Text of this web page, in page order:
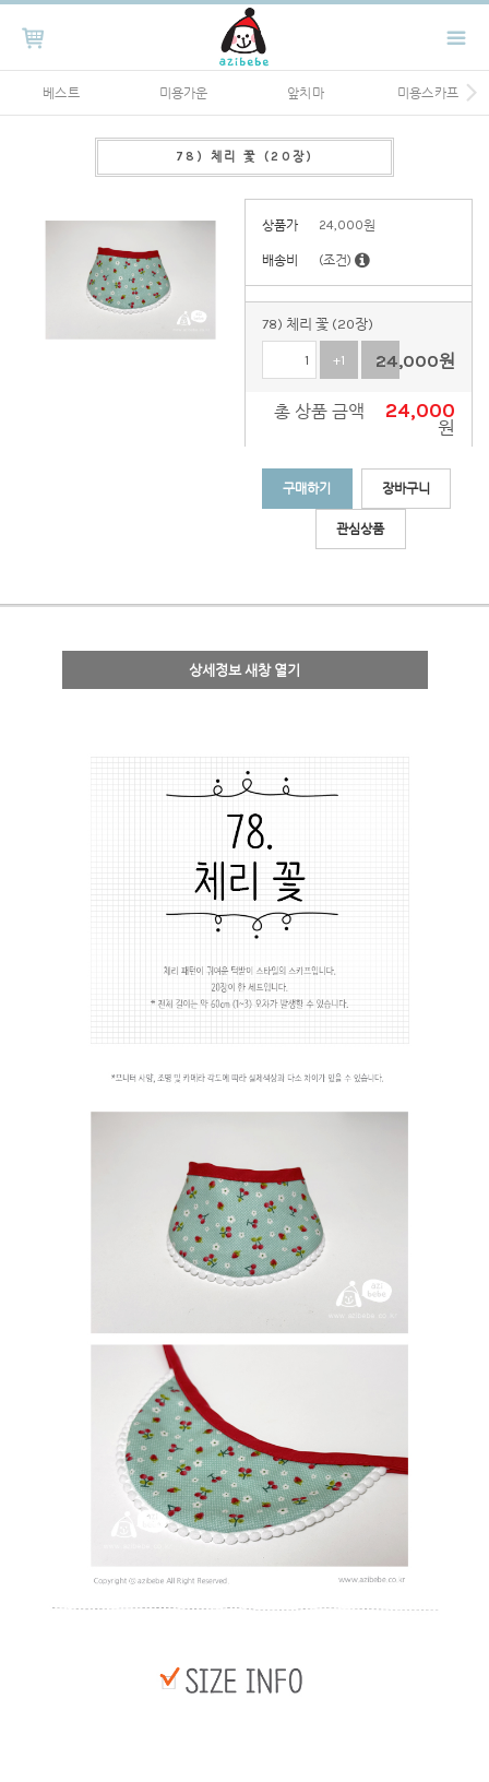
베스트 미용가운 앞치마 미용스카프
78) 체리 꽃 (20장)
상품가 24,000원
배송비 (조건)
78) 체리 꽃 (20장)
+1 -1
24,000원
총 상품 금액 24,000
원
구매하기 장바구니
관심상품
상세정보 새창 열기